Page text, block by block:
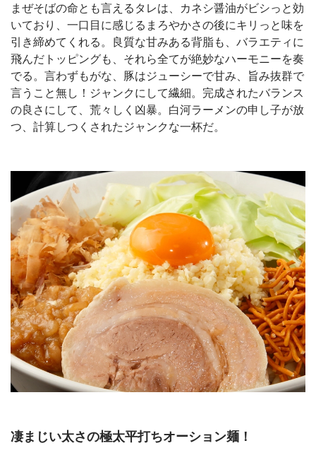
まぜそばの命とも言えるタレは、カネシ醤油がビシっと効
いており、一口目に感じるまろやかさの後にキリっと味を
引き締めてくれる。良質な甘みある背脂も、バラエティに
飛んだトッピングも、それら全てが絶妙なハーモニーを奏
でる。言わずもがな、豚はジューシーで甘み、旨み抜群で
言うこと無し！ジャンクにして繊細。完成されたバランス
の良さにして、荒々しく凶暴。白河ラーメンの申し子が放
つ、計算しつくされたジャンクな一杯だ。
凄まじい太さの極太平打ちオーション麺！